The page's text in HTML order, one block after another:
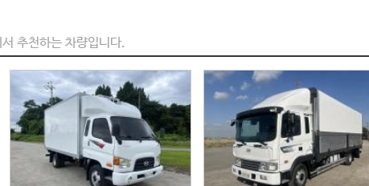
추천하는 차량입니다.